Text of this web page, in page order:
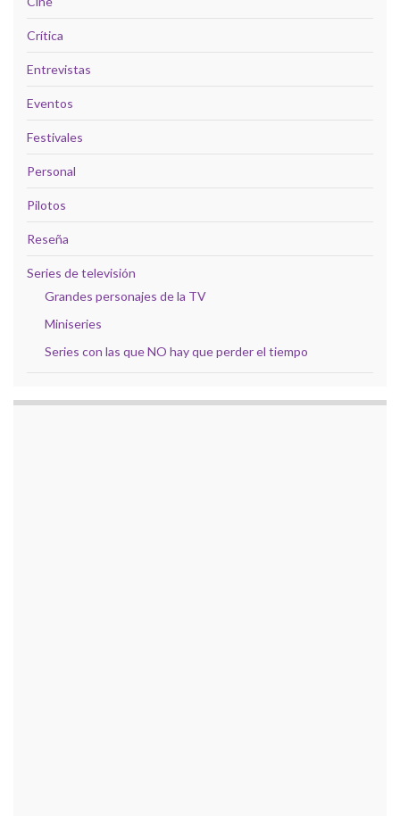
Crítica
Entrevistas
Eventos
Festivales
Personal
Pilotos
Reseña
Series de televisión
Grandes personajes de la TV
Miniseries
Series con las que NO hay que perder el tiempo